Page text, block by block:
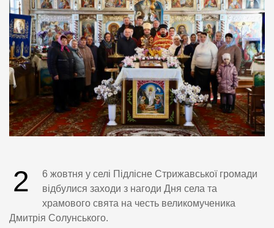
2
6 жовтня у селі Підлісне Стрижавської громади
відбулися заходи з нагоди Дня села та
храмового свята на честь великомученика
Дмитрія Солунського.